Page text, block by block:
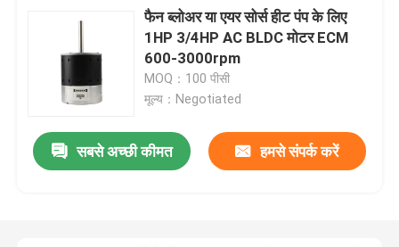
उत्पादों
वीडियो
फैन ब्लोअर या एयर सोर्स हीट पंप के लिए
1HP 3/4HP AC BLDC मोटर ECM
600-3000rpm
MOQ：100 पीसी
मूल्य：Negotiated
सबसे अच्छी कीमत हमसे संपर्क करें
ताजा हवा प्रणाली के लिए 310v 220v केन्द्रापसारक ब्लोअर फैन BLDC फॉरवर्ड कर्व्ड ब्लोअर अल्ट्रा थिन